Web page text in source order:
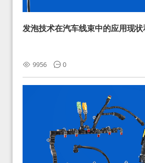
发泡技术在汽车线束中的应用现状
9956 0